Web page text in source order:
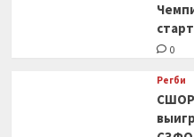
0
Регби
СШОР